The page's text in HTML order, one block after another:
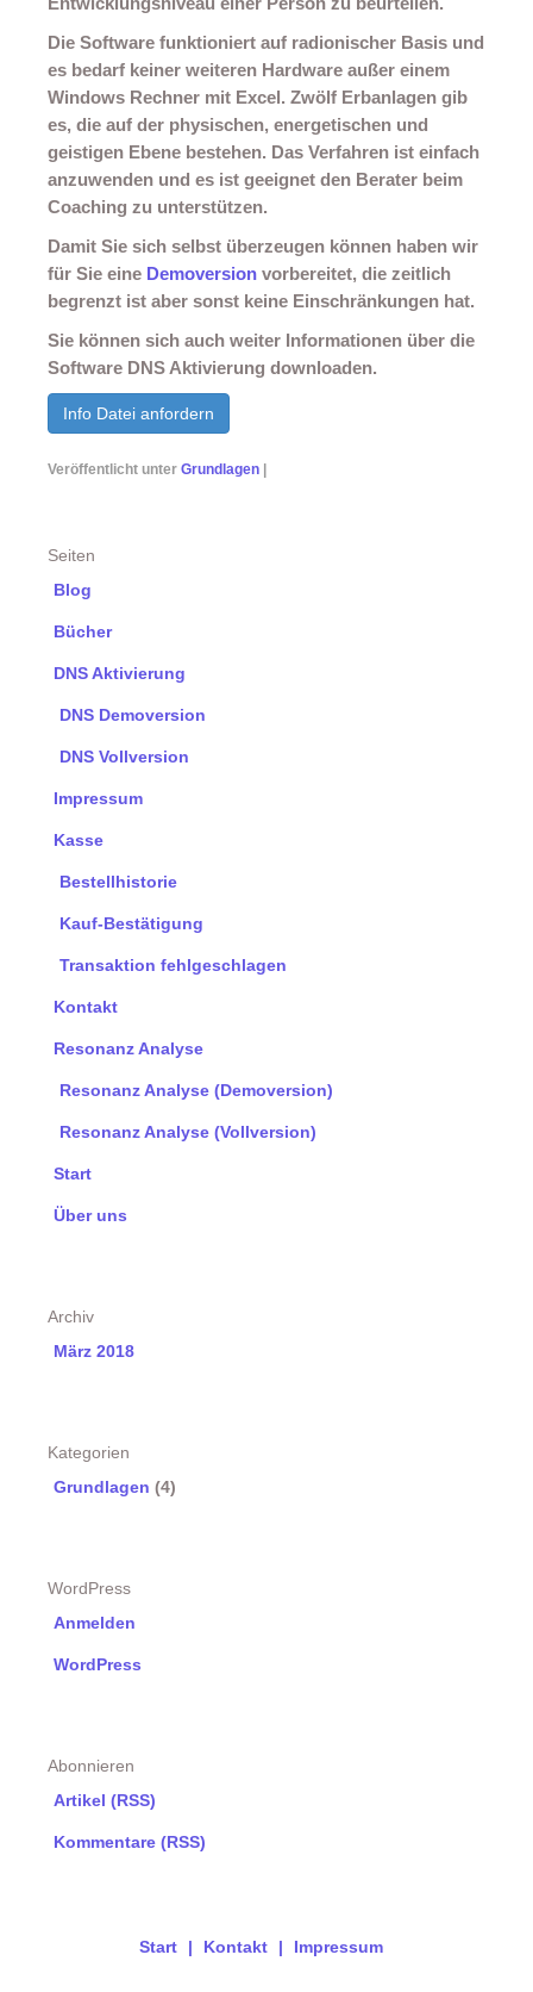
Die Software funktioniert auf radionischer Basis und
es bedarf keiner weiteren Hardware außer einem
Windows Rechner mit Excel. Zwölf Erbanlagen gib
es, die auf der physischen, energetischen und
geistigen Ebene bestehen. Das Verfahren ist einfach
anzuwenden und es ist geeignet den Berater beim
Coaching zu unterstützen.
Damit Sie sich selbst überzeugen können haben wir
für Sie eine Demoversion vorbereitet, die zeitlich
begrenzt ist aber sonst keine Einschränkungen hat.
Sie können sich auch weiter Informationen über die
Software DNS Aktivierung downloaden.
Info Datei anfordern
Veröffentlicht unter Grundlagen
Seiten
Blog
Bücher
DNS Aktivierung
DNS Demoversion
DNS Vollversion
Impressum
Kasse
Bestellhistorie
Kauf-Bestätigung
Transaktion fehlgeschlagen
Kontakt
Resonanz Analyse
Resonanz Analyse (Demoversion)
Resonanz Analyse (Vollversion)
Start
Über uns
Archiv
März 2018
Kategorien
Grundlagen (4)
WordPress
Anmelden
WordPress
Abonnieren
Artikel (RSS)
Kommentare (RSS)
Start Kontakt Impressum